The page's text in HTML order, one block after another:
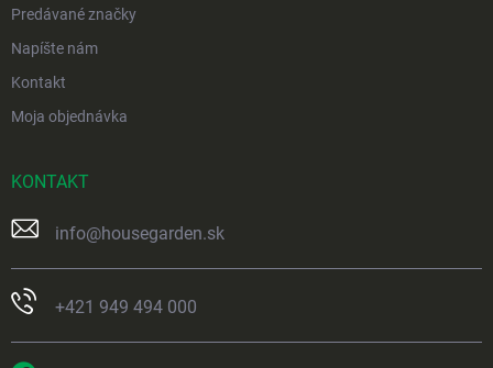
Predávané značky
Napíšte nám
Kontakt
Moja objednávka
KONTAKT
info@housegarden.sk
+421 949 494 000